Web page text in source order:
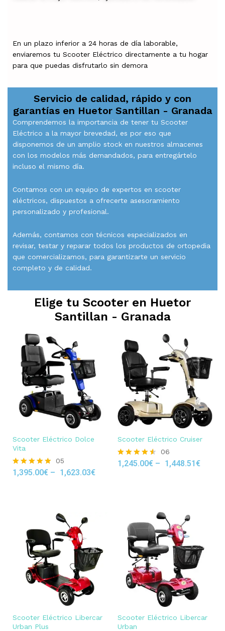
En un plazo inferior a 24 horas de día laborable,
enviaremos tu Scooter Eléctrico directamente a tu hogar
para que puedas disfrutarlo sin demora
Servicio de calidad, rápido y con
garantías en Huetor Santillan - Granada
Comprendemos la importancia de tener tu Scooter
Eléctrico a la mayor brevedad, es por eso que
disponemos de un amplio stock en nuestros almacenes
con los modelos más demandados, para entregártelo
incluso el mismo día.
Contamos con un equipo de expertos en scooter
eléctricos, dispuestos a ofrecerte asesoramiento
personalizado y profesional.
Además, contamos con técnicos especializados en
revisar, testar y reparar todos los productos de ortopedia
que comercializamos, para garantizarte un servicio
completo y de calidad.
Elige tu Scooter en Huetor
Santillan - Granada
Scooter Eléctrico Dolce
Vita
Rated
05
1,395.00€ – 1,623.03€
Scooter Eléctrico Cruiser
Rated
06
1,245.00€ – 1,448.51€
Scooter Eléctrico Libercar
Urban Plus
Scooter Eléctrico Libercar
Urban